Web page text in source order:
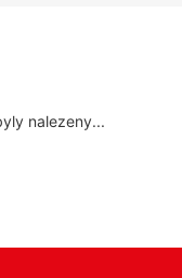
nalezeny...